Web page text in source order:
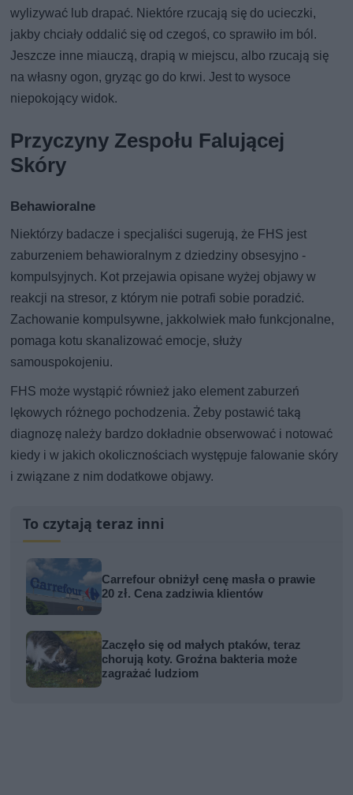
wylizywać lub drapać. Niektóre rzucają się do ucieczki,
jakby chciały oddalić się od czegoś, co sprawiło im ból.
Jeszcze inne miauczą, drapią w miejscu, albo rzucają się
na własny ogon, gryząc go do krwi. Jest to wysoce
niepokojący widok.
Przyczyny Zespołu Falującej
Skóry
Behawioralne
Niektórzy badacze i specjaliści sugerują, że FHS jest
zaburzeniem behawioralnym z dziedziny obsesyjno -
kompulsyjnych. Kot przejawia opisane wyżej objawy w
reakcji na stresor, z którym nie potrafi sobie poradzić.
Zachowanie kompulsywne, jakkolwiek mało funkcjonalne,
pomaga kotu skanalizować emocje, służy
samouspokojeniu.
FHS może wystąpić również jako element zaburzeń
lękowych różnego pochodzenia. Żeby postawić taką
diagnozę należy bardzo dokładnie obserwować i notować
kiedy i w jakich okolicznościach występuje falowanie skóry
i związane z nim dodatkowe objawy.
To czytają teraz inni
Carrefour obniżył cenę masła o prawie
20 zł. Cena zadziwia klientów
Zaczęło się od małych ptaków, teraz
chorują koty. Groźna bakteria może
zagrażać ludziom